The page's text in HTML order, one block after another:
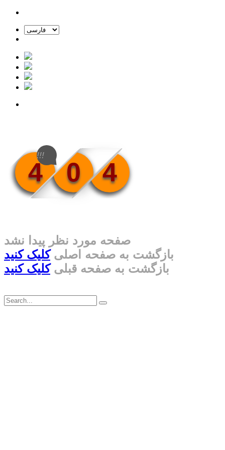
4 0 4
!!!
صفحه مورد نظر پیدا نشد
بازگشت به صفحه اصلیکلیک کنید
بازگشت به صفحه قبلیکلیک کنید